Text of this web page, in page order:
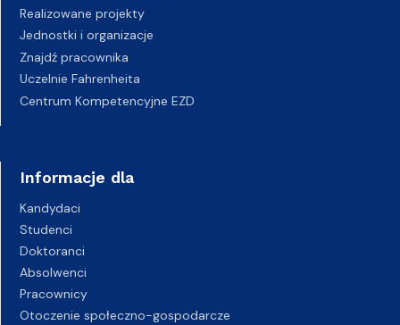
Realizowane projekty
Jednostki i organizacje
Znajdź pracownika
Uczelnie Fahrenheita
Centrum Kompetencyjne EZD
Informacje dla
Kandydaci
Studenci
Doktoranci
Absolwenci
Pracownicy
Otoczenie społeczno-gospodarcze